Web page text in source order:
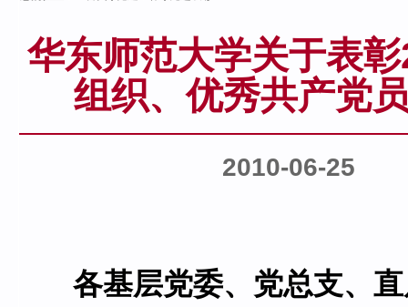
华东师范大学关于表
组织、优秀共产党
2010-06-25
各基层党委、党总支、